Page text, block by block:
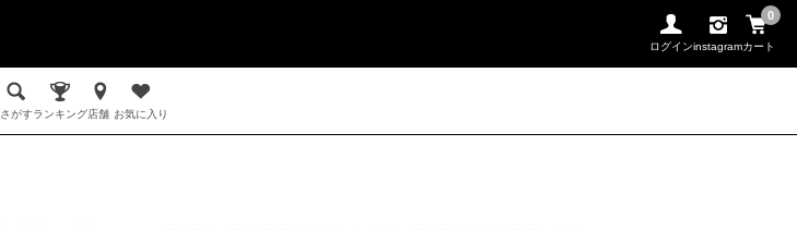
ログインinstagram
0
カート
さがすランキング店舗 お気に入り